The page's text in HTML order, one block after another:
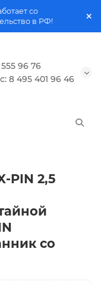
со
в РФ!
96 76
8 495 401 96 46
PIN 2,5
со